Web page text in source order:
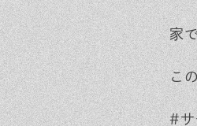
家
こ
#サ